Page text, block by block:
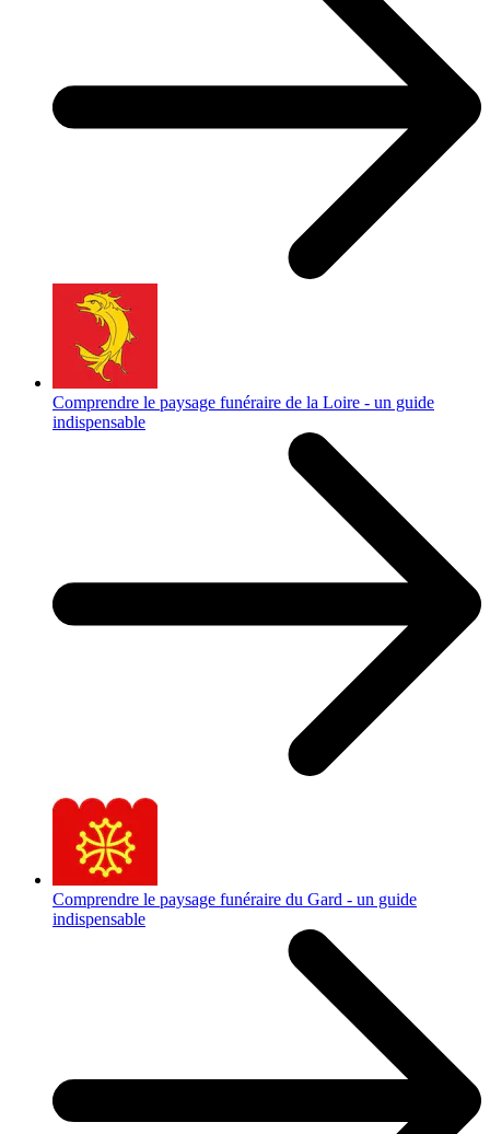
Comprendre le paysage funéraire de la Loire - un guide
indispensable
Comprendre le paysage funéraire du Gard - un guide
indispensable